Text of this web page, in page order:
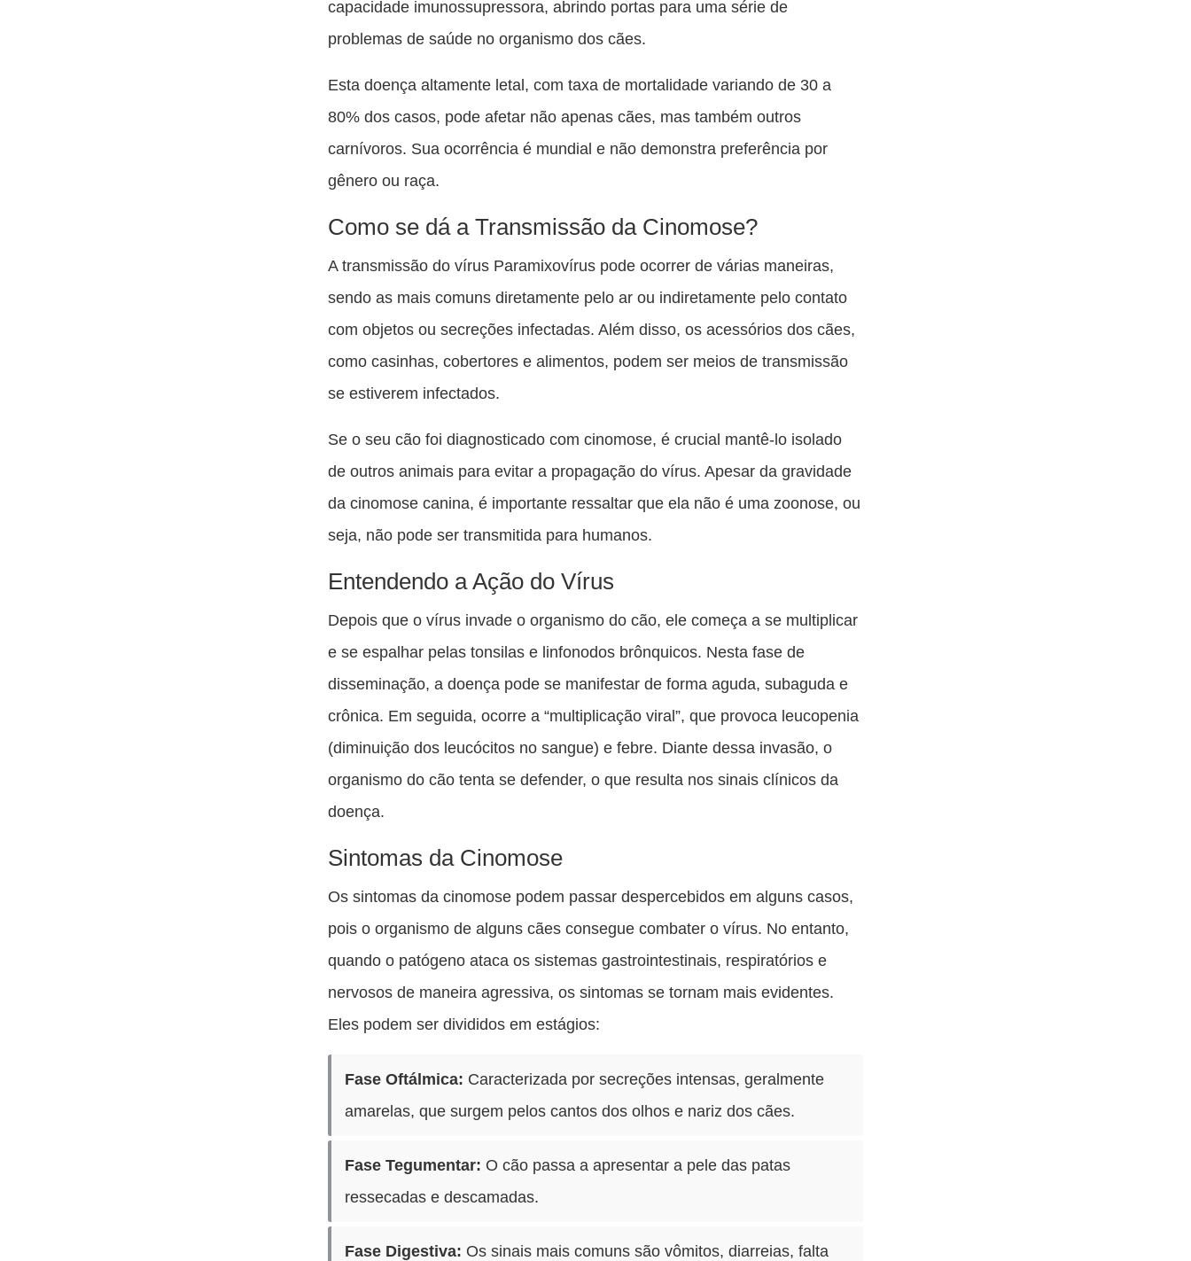
capacidade imunossupressora, abrindo portas para uma série de
problemas de saúde no organismo dos cães.
Esta doença altamente letal, com taxa de mortalidade variando de 30 a
80% dos casos, pode afetar não apenas cães, mas também outros
carnívoros. Sua ocorrência é mundial e não demonstra preferência por
gênero ou raça.
Como se dá a Transmissão da Cinomose?
A transmissão do vírus Paramixovírus pode ocorrer de várias maneiras,
sendo as mais comuns diretamente pelo ar ou indiretamente pelo contato
com objetos ou secreções infectadas. Além disso, os acessórios dos cães,
como casinhas, cobertores e alimentos, podem ser meios de transmissão
se estiverem infectados.
Se o seu cão foi diagnosticado com cinomose, é crucial mantê-lo isolado
de outros animais para evitar a propagação do vírus. Apesar da gravidade
da cinomose canina, é importante ressaltar que ela não é uma zoonose, ou
seja, não pode ser transmitida para humanos.
Entendendo a Ação do Vírus
Depois que o vírus invade o organismo do cão, ele começa a se multiplicar
e se espalhar pelas tonsilas e linfonodos brônquicos. Nesta fase de
disseminação, a doença pode se manifestar de forma aguda, subaguda e
crônica. Em seguida, ocorre a “multiplicação viral”, que provoca leucopenia
(diminuição dos leucócitos no sangue) e febre. Diante dessa invasão, o
organismo do cão tenta se defender, o que resulta nos sinais clínicos da
doença.
Sintomas da Cinomose
Os sintomas da cinomose podem passar despercebidos em alguns casos,
pois o organismo de alguns cães consegue combater o vírus. No entanto,
quando o patógeno ataca os sistemas gastrointestinais, respiratórios e
nervosos de maneira agressiva, os sintomas se tornam mais evidentes.
Eles podem ser divididos em estágios:
Fase Oftálmica: Caracterizada por secreções intensas, geralmente
amarelas, que surgem pelos cantos dos olhos e nariz dos cães.
Fase Tegumentar: O cão passa a apresentar a pele das patas
ressecadas e descamadas.
Fase Digestiva: Os sinais mais comuns são vômitos, diarreias, falta